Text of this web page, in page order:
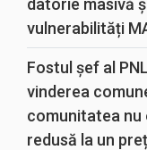
datorie masivă
vulnerabilități
Fostul șef al
vinderea
comunitatea nu
redusă la un